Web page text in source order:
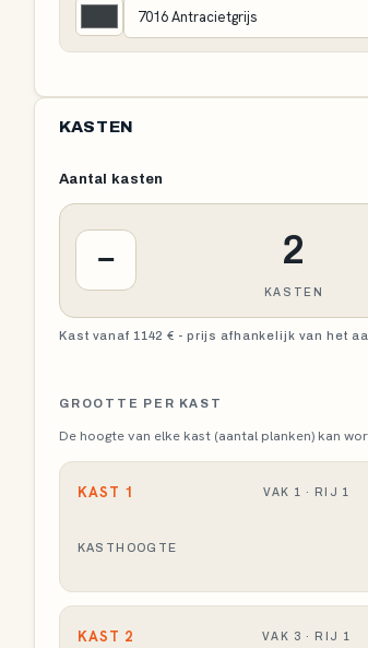
KASTEN
Aantal kasten
− 2
KASTEN
Kast vanaf 1142 € - prijs afhankelijk van het
GROOTTE PER KAST
De hoogte van elke kast (aantal planken) kan
KAST 1 VAK 1 · RIJ 1
KASTHOOGTE
KAST 2 VAK 3 · RIJ 1